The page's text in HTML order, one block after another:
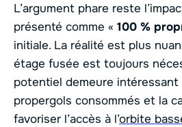
L’argument phare reste
présenté comme « 100 %
initiale. La réalité est plus
étage fusée est toujours
potentiel demeure intéressant
propergols consommés et la
favoriser l’accès à l’orbite